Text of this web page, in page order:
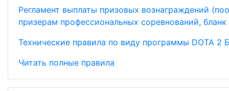
Регламент выплаты призовых вознаграждений
призерам профессиональных соревнований, бланк
Технические правила по виду программы DOTA 2
Читать полные правила